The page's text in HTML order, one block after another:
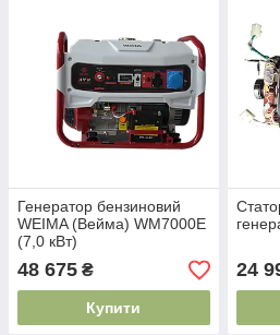
Генератор бензиновий
WEIMA (Вейма) WM7000E
(7,0 кВт)
48 675 ₴
Купити
24